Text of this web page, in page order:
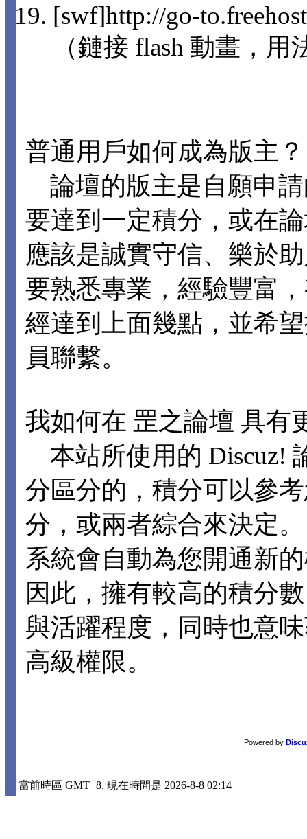
[swf]http://go-
（鏈接 flash 動畫，
普通用戶如何成為版主？
論壇的版主是自願申
要達到一定積分，或在
應該是誠實守信、樂於
要熟悉專業，經驗豐富
經達到上面幾點，並希
員聯繫。
我如何在 罡之論壇 具有
本站所使用的 Discuz!
分區分的，積分可以參
分，或兩者綜合來決定
系統會自動為您開通新
因此，擁有較高的積分
與活躍程度，同時也意
高級權限。
Powered by
當前時區 GMT+8, 現在時間是 2026-8-8 02:14